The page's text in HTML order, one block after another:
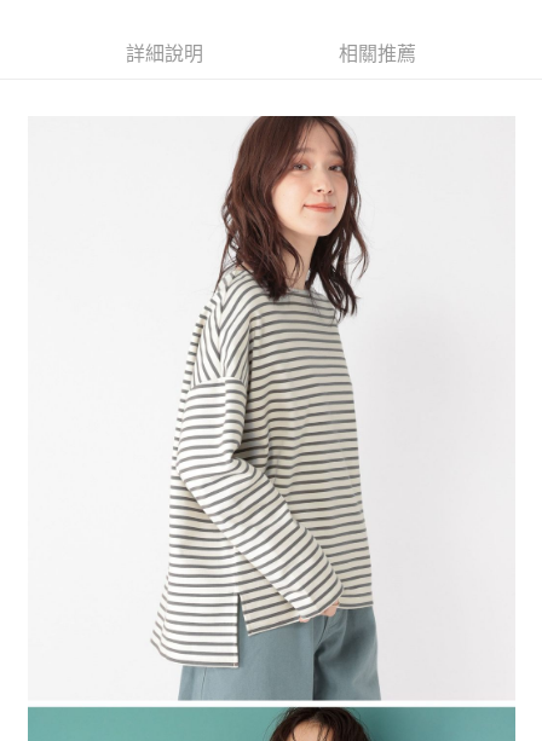
3.實際核准額度、可分期數及費用金額請依後續交易確認頁面所載為準。
4.訂單成立30分鐘內，如未前往確認交易或遇審核未通過，訂單將自動取
1.分期款項不併入電信帳單，「大哥付你分期」於每月結算日後寄送繳費提
2.透過簡訊連結打開帳單後，可選擇「超商條碼／台灣大直營門市／銀行轉
帳／街口支付／iPASS MONEY」等通路繳費。
1.本服務係由「台灣大哥大股份有限公司」（以下簡稱本公司）所提供，讓
用戶於交易時，得透過本服務購買商品或服務，並由商店將買賣／分期付款
買賣價金債權讓與本公司後，依約使用本公司帳單繳交帳款。
2.基於同意付款使用「大哥付你分期」之契約關係目的，商店將以您的個人
資料（包含姓名、電話或地址）提供予台灣大哥大進項蒐集、處理及利用，
由本公司與您本人進行分期帳單所需資料之確認、核對及更正。
3.完整用戶服務條款，請詳閱以下連結：https://oppay.tw/userRule
３．安心：先確認商品／服務後，再付款。
【「AFTEE先享後付」結帳流程】
１．於結帳方式選擇「AFTEE先享後付」後，將跳轉至「AFTEE先享後付」
結帳頁面，進行簡訊認證並確認金額後，即可完成結帳。
２．訂單成立數日內，您將收到繳費通知簡訊。
３．收到繳費通知簡訊後14天內，點擊此簡訊中的連結，可透過四大超商／
ATM／網路銀行／等多元方式進行付款，方視為交易完成。
※ 請注意：結帳手續完成當下不需立刻繳費，但若您需要取消訂單，請聯絡
購買商品的店家。未經商家同意取消之訂單仍視為有效，需透過AFTEE先享
※ 交易是否成功請以「AFTEE先享後付 」之結帳頁面顯示為準，若有關於
是否繳費成功／繳費後需取消欲退款等相關疑問，請聯繫「AFTEE先享後付
https://netprotections.freshdesk.com/support/home
１．透過由恩沛科技股份有限公司提供之「AFTEE先享後付」服務完成之交
易，需依本服務之必要範圍內提供個人資料，並將交易相關給付款項請求債
權轉讓予恩沛科技股份有限公司。
２．關於個人資料處理事宜，請瀏覽以下網址：https://aftee.tw/terms/#terms3
３．未成年的使用者請事先徵得法定代理人或監護人之同意方可使用
「AFTEE先享後付」，若未經同意申辦者引起之損失，本公司不負相關責
４．使用「AFTEE先享後付」時，將依據個別帳號之用戶狀況，依本公司即
時審查核予不同之上限額度；若仍有額度不足之情形，本公司將視審查結果
請求用戶進行身份認證。
５．嚴禁一人註冊多個帳號或使用他人資訊註冊。若發現惡意使用之情形，
恩沛科技股份有限公司將有權停止該用戶之使用額度並採取法律行動。
每筆NT$80，滿NT$1,500(含以上)免運費
每筆NT$80，滿NT$1,500(含以上)免運費
每筆NT$80，滿NT$1,500(含以上)免運費
每筆NT$80，滿NT$1,500(含以上)免運費
每筆NT$80，滿NT$1,500(含以上)免運費
詳細說明 相關推薦